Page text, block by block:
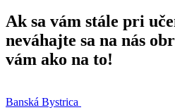
Ak sa vám stále pri
neváhajte sa na nás
vám ako na to!
Banská Bystrica